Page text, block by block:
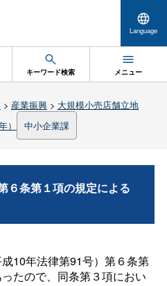
Language
キーワード検索 メニュー
> 産業振興> 大規模小売店舗立地
） 中小企業課
６条第１項の規定による
10年法律第91号）第６条第
たので、同条第３項におい